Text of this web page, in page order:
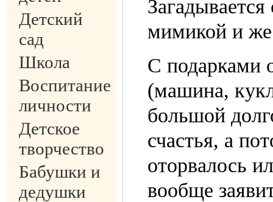
Детский
сад
Школа
Воспитание
личности
Детское
творчество
Бабушки и
дедушки
мимикой и
С подарками
(машина,
большой
счастья, а
оторвалось
вообще